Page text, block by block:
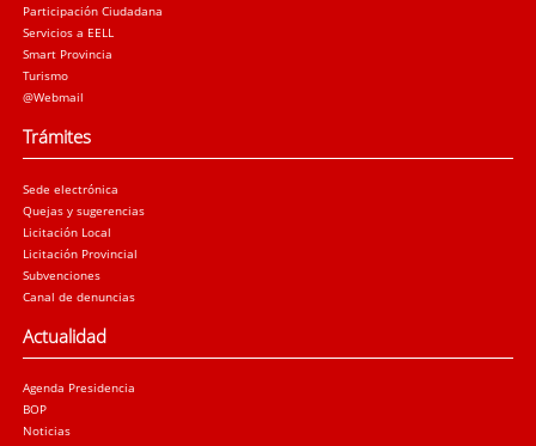
Participación Ciudadana
Servicios a EELL
Smart Provincia
Turismo
@Webmail
Trámites
Sede electrónica
Quejas y sugerencias
Licitación Local
Licitación Provincial
Subvenciones
Canal de denuncias
Actualidad
Agenda Presidencia
BOP
Noticias